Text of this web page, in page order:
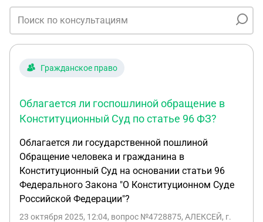
Гражданское право
Облагается ли госпошлиной обращение в
Конституционный Суд по статье 96 ФЗ?
Облагается ли государственной пошлиной
Обращение человека и гражданина в
Конституционный Суд на основании статьи 96
Федерального Закона "О Конституционном Суде
Российской Федерации"?
23 октября 2025, 12:04, вопрос №4728875, АЛЕКСЕЙ, г.